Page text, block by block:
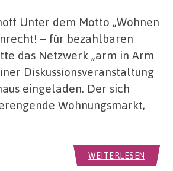
Unter dem Motto „Wohnen
– für bezahlbaren
das Netzwerk „arm in Arm
Diskussionsveranstaltung
eingeladen. Der sich
Wohnungsmarkt,
WEITERLESEN